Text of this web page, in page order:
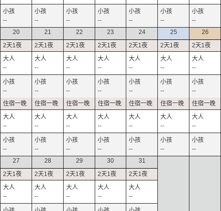
-- -- -- -- -- --
--
20
--
--
--
--
21
--
--
--
--
22
--
--
--
--
23
--
--
--
--
24
--
--
--
--
25
--
--
--
--
26
--
--
--
--
27
--
28
--
29
--
30
--
31
--